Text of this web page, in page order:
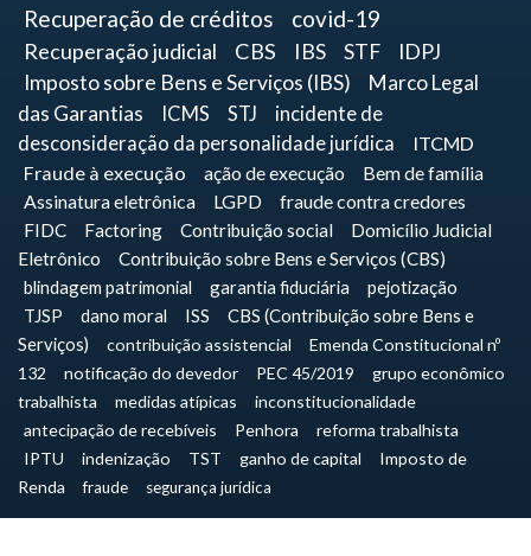
Recuperação de créditos
covid-19
Recuperação judicial CBS IBS STF
IDPJ
Imposto sobre Bens e Serviços (IBS)
Marco Legal
das Garantias
ICMS STJ
incidente de
desconsideração da personalidade jurídica
ITCMD
Fraude à execução
ação de execução
Bem de família
Assinatura eletrônica
LGPD fraude contra credores
FIDC Factoring Contribuição social
Domicílio Judicial
Eletrônico
Contribuição sobre Bens e Serviços (CBS)
blindagem patrimonial
garantia fiduciária
pejotização
TJSP
dano moral ISS
CBS (Contribuição sobre Bens e
Serviços)
contribuição assistencial
Emenda Constitucional nº
132
notificação do devedor PEC 45/2019
grupo econômico
trabalhista
medidas atípicas
inconstitucionalidade
antecipação de recebíveis
Penhora
reforma trabalhista
IPTU
indenização TST ganho de capital
Imposto de
Renda
fraude segurança jurídica